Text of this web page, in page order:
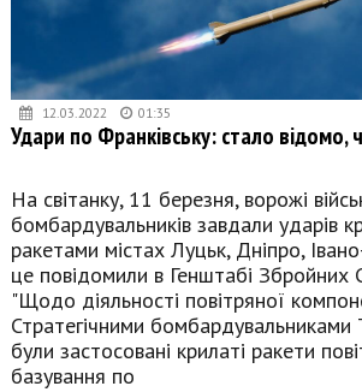
12.03.2022 01:35
Удари по Франківську: стало відомо,
На світанку, 11 березня, ворожі
бомбардувальників завдали ударів
ракетами містах Луцьк, Дніпро,
це повідомили в Генштабі Збройних
"Щодо діяльності повітряної
Стратегічними
були застосовані крилаті ракети
базування по